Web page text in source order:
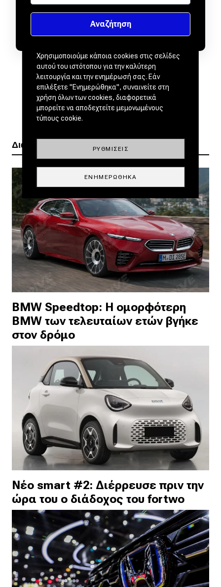
Διαβάστε ακόμα
BMW Speedtop: Η ομορφότερη
BMW των τελευταίων ετών βγήκε
στον δρόμο
Νέο smart #2: Διέρρευσε πριν την
ώρα του ο διάδοχος του fortwo
Χρησιμοποιούμε κάποια cookies στις σελίδες
αυτού του ιστότοπου για την καλύτερη
λειτουργία και την ενημέρωσή σας. Εάν
επιλέξετε "Ενημερώθηκα", συναινείτε στη
χρήση όλων των cookies, διαφορετικά
μπορείτε να αποδεχτείτε μεμονωμένους
τύπους cookie.
ΡΥΘΜΊΣΕΙΣ
ΕΝΗΜΕΡΏΘΗΚΑ